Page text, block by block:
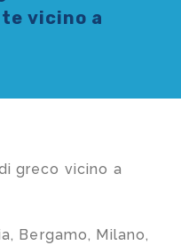
vicino a
greco vicino a
Bergamo, Milano,